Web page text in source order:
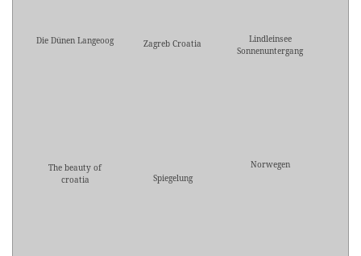
Die Dünen Langeoog Zagreb Croatia
Lindleinsee
Sonnenuntergang
The beauty of
croatia
Spiegelung
Norwegen